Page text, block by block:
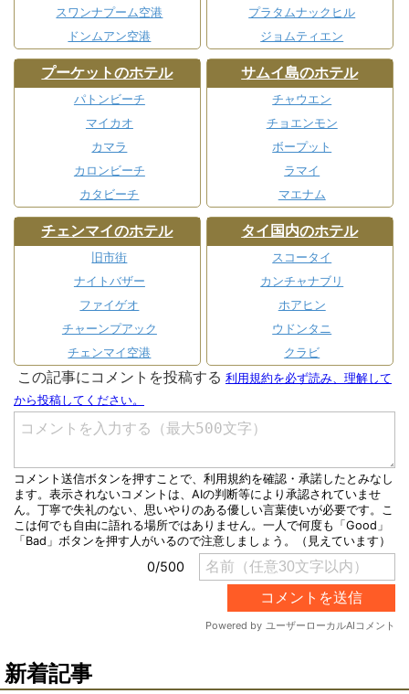
スワンナプーム空港
ドンムアン空港
プラタムナックヒル
ジョムティエン
プーケットのホテル
パトンビーチ
マイカオ
カマラ
カロンビーチ
カタビーチ
サムイ島のホテル
チャウエン
チョエンモン
ボープット
ラマイ
マエナム
チェンマイのホテル
旧市街
ナイトバザー
ファイゲオ
チャーンプアック
チェンマイ空港
タイ国内のホテル
スコータイ
カンチャナブリ
ホアヒン
ウドンタニ
クラビ
新着記事